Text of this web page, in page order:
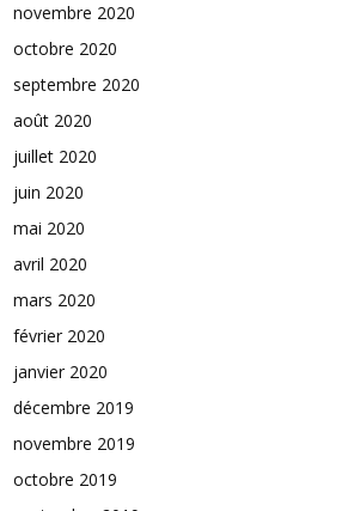
novembre 2020
octobre 2020
septembre 2020
août 2020
juillet 2020
juin 2020
mai 2020
avril 2020
mars 2020
février 2020
janvier 2020
décembre 2019
novembre 2019
octobre 2019